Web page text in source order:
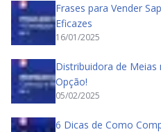
Frases para Vender
Eficazes
16/01/2025
Distribuidora de
Opção!
05/02/2025
6 Dicas de Como